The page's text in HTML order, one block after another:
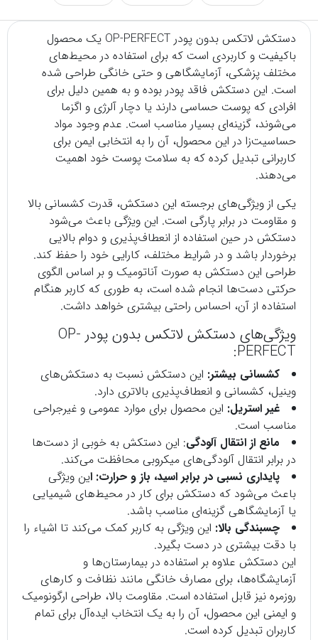
دستکش لاتکس
بدون پودر OP-PERFECT یک محصول
باکیفیت و کاربردی است که برای استفاده در محیط‌های
مختلف پزشکی، آزمایشگاهی و حتی خانگی طراحی شده
است. این دستکش فاقد پودر بوده و به همین دلیل برای
افرادی که پوست حساسی دارند یا دچار آلرژی و اگزما
می‌شوند، گزینه‌ای بسیار مناسب است. عدم وجود مواد
حساسیت‌زا در این محصول، آن را به انتخابی ایمن برای
کاربرانی تبدیل کرده که به سلامت پوست خود اهمیت
می‌دهند.
یکی از ویژگی‌های برجسته این دستکش، قدرت کشسانی بالا
و مقاومت در برابر پارگی است. این ویژگی باعث می‌شود
دستکش در حین استفاده از انعطاف‌پذیری و دوام بالایی
برخوردار باشد و در شرایط مختلف، کارایی خود را حفظ کند.
طراحی این دستکش به صورت آناتومیک و بر اساس الگوی
حرکتی دست‌ها انجام شده است، به طوری که کاربر هنگام
استفاده از آن، احساس راحتی بیشتری خواهد داشت.
ویژگی‌های دستکش لاتکس بدون پودر OP-
PERFECT:
کشسانی بیشتر: این دستکش نسبت به دستکش‌های
وینیل، کشسانی و انعطاف‌پذیری بالاتری دارد.
غیر استریل: این محصول برای موارد عمومی و غیرجراحی
مناسب است.
مانع از انتقال آلودگی: این دستکش به خوبی از دست‌ها
در برابر انتقال آلودگی‌های میکروبی محافظت می‌کند.
پایداری نسبی در برابر اسید، باز و حرارت: این ویژگی
باعث می‌شود که دستکش برای کار در محیط‌های شیمیایی
یا آزمایشگاهی گزینه‌ای مناسب باشد.
چسبندگی بالا: این ویژگی به کاربر کمک می‌کند تا اشیاء را
با دقت بیشتری در دست بگیرد.
این دستکش علاوه بر استفاده در بیمارستان‌ها و
آزمایشگاه‌ها، برای مصارف خانگی مانند نظافت و کارهای
روزمره نیز قابل استفاده است. مقاومت بالا، طراحی ارگونومیک
و ایمنی این محصول، آن را به یک انتخاب ایده‌آل برای تمام
کاربران تبدیل کرده است.